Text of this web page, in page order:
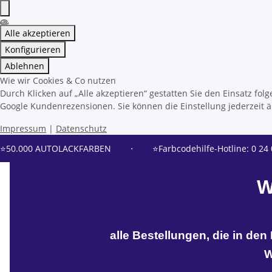
Alle akzeptieren
Konfigurieren
Ablehnen
Wie wir Cookies & Co nutzen
Durch Klicken auf „Alle akzeptieren“ gestatten Sie den Einsatz
Google Kundenrezensionen. Sie können die Einstellung
Impressum | Datenschutz
⭐50.000 AUTOLACKFARBEN
⋅ ⭐Farbcodehilfe-Hotline: 0
alle Bestellungen, die in den